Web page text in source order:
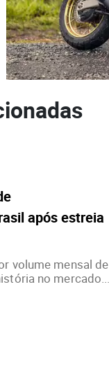
após estreia
volume mensal de
no mercado...